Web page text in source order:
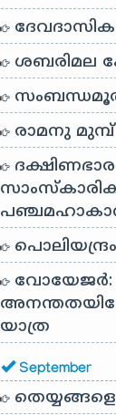
ശബരിമല
രാമനു മുമ്പ്
പൊലിയന്ദ്രം
വോയേജർ:
യാത്ര
September
തെയ്യങ്ങളെ